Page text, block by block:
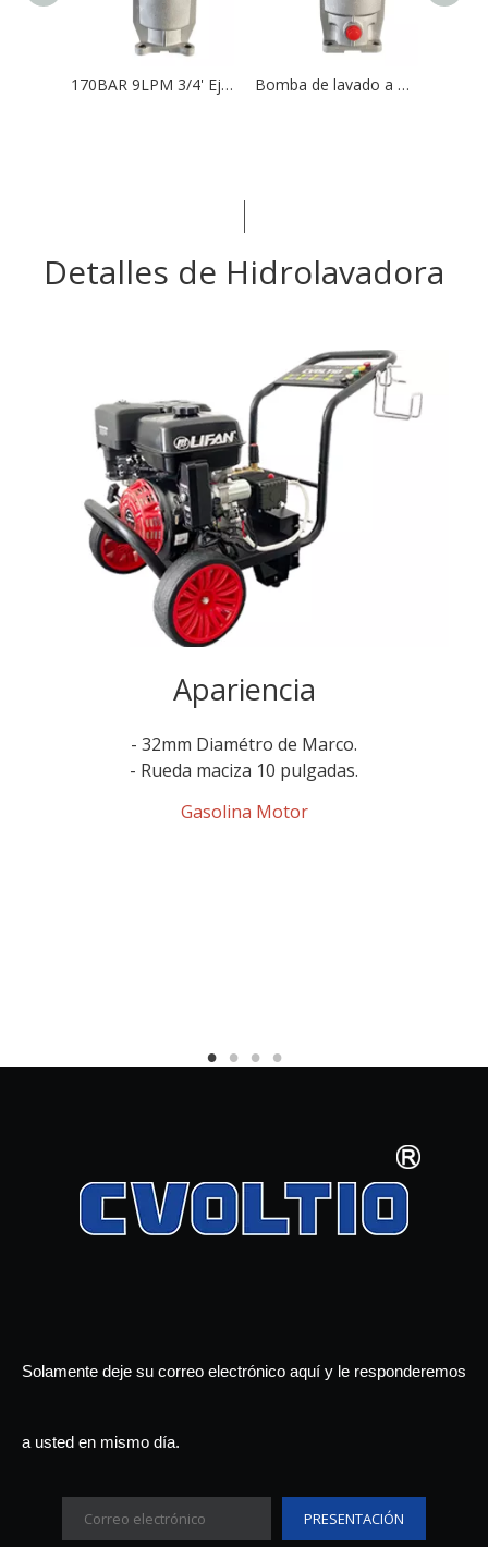
170BAR 9LPM 3/4' Eje Lavadora de alta presión Bomba de flujo axial Horizontal Bomba de lavado a presión horizontal con cabeza de aluminio de eje de 2500PSI 2.4GPM 3/4'
Detalles de Hidrolavadora
Apariencia
- 32mm Diamétro de Marco.
- Rueda maciza 10 pulgadas.
Gasolina Motor
Solamente deje su correo electrónico aquí y le responderemos
a usted en mismo día.
PRESENTACIÓN